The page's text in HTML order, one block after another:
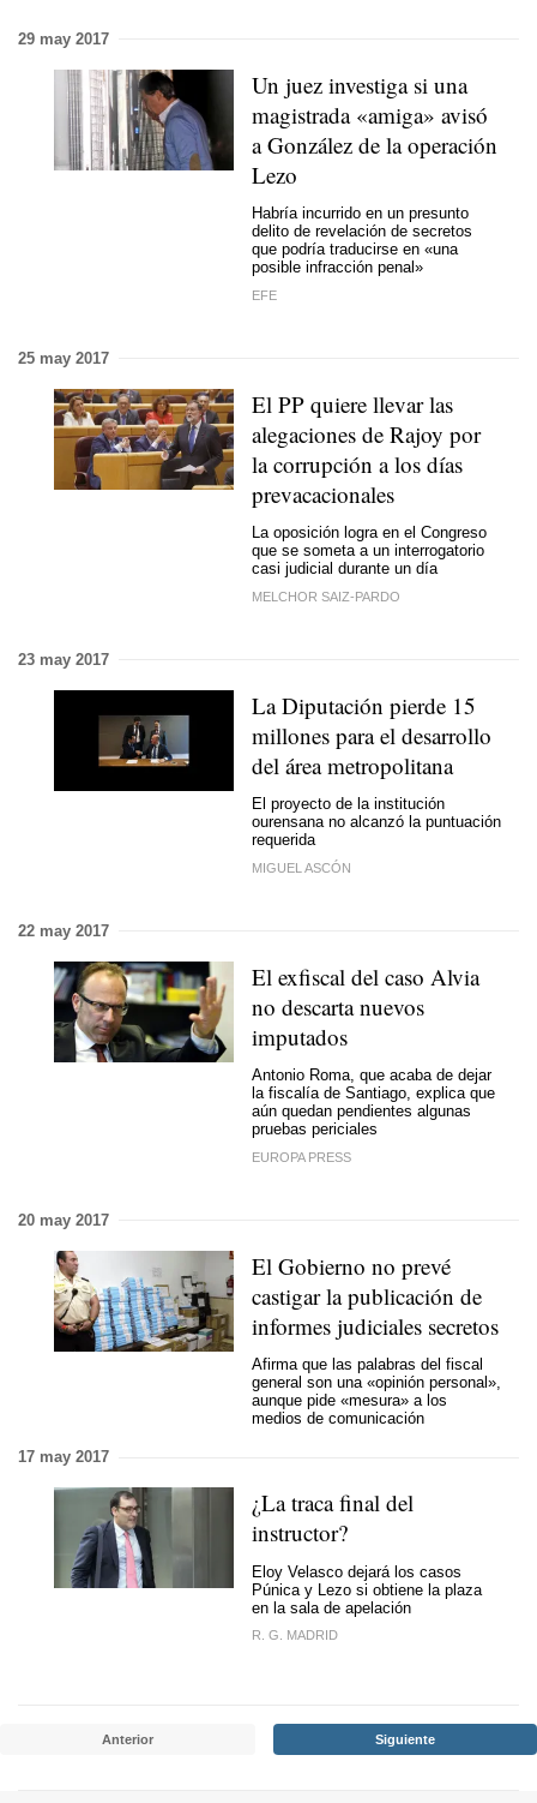
29 may 2017
Un juez investiga si una
magistrada «amiga» avisó
a González de la operación
Lezo
Habría incurrido en un presunto
delito de revelación de secretos
que podría traducirse en «una
posible infracción penal»
EFE
25 may 2017
El PP quiere llevar las
alegaciones de Rajoy por
la corrupción a los días
prevacacionales
La oposición logra en el Congreso
que se someta a un interrogatorio
casi judicial durante un día
MELCHOR SAIZ-PARDO
23 may 2017
La Diputación pierde 15
millones para el desarrollo
del área metropolitana
El proyecto de la institución
ourensana no alcanzó la puntuación
requerida
MIGUEL ASCÓN
22 may 2017
El exfiscal del caso Alvia
no descarta nuevos
imputados
Antonio Roma, que acaba de dejar
la fiscalía de Santiago, explica que
aún quedan pendientes algunas
pruebas periciales
EUROPA PRESS
20 may 2017
El Gobierno no prevé
castigar la publicación de
informes judiciales secretos
Afirma que las palabras del fiscal
general son una «opinión personal»,
aunque pide «mesura» a los
medios de comunicación
17 may 2017
¿La traca final del
instructor?
Eloy Velasco dejará los casos
Púnica y Lezo si obtiene la plaza
en la sala de apelación
R. G. MADRID
Anterior Siguiente